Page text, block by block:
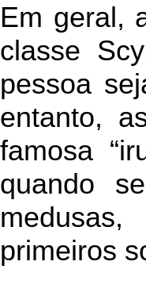
Em geral,
classe
pessoa
entanto,
famosa
quando
primeiros